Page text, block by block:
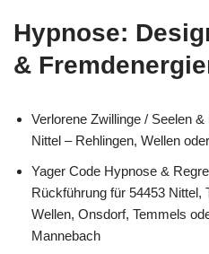
Hypnose:
&
Verlorene Zwillinge / Seelen
Nittel – Rehlingen, Wellen
Yager Code Hypnose &
Rückführung für 54453 Nittel,
Wellen, Onsdorf, Temmels
Mannebach